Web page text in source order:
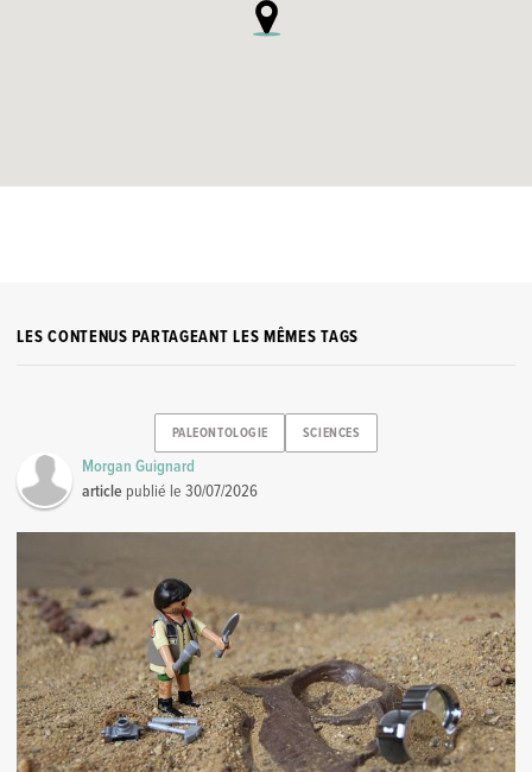
LES CONTENUS PARTAGEANT LES MÊMES TAGS
PALEONTOLOGIE SCIENCES
Morgan Guignard
article publié le30/07/2026